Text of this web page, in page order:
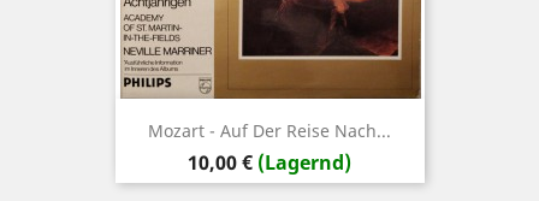
Mozart - Auf Der Reise Nach...
Preis
10,00 € (Lagernd)